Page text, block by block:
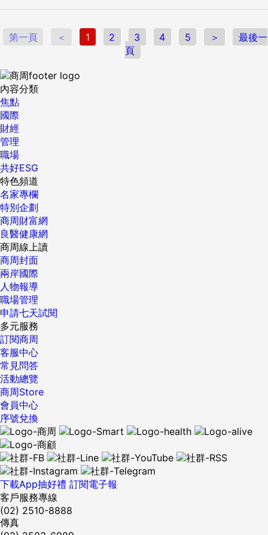
第一頁 ＜ 1 2 3 4 5 ＞
最後一
頁
內容分類
焦點
國際
財經
管理
職場
共好ESG
特色頻道
名家專欄
特別企劃
商周財富網
良醫健康網
商周線上讀
商周封面
兩岸國際
人物報導
職場管理
申請七天試閱
多元服務
訂閱商周
客服中心
常見問答
活動總覽
商周Store
會員中心
序號兌換
下載App抽好禮 訂閱電子報
客戶服務專線
(02) 2510-8888
傳真